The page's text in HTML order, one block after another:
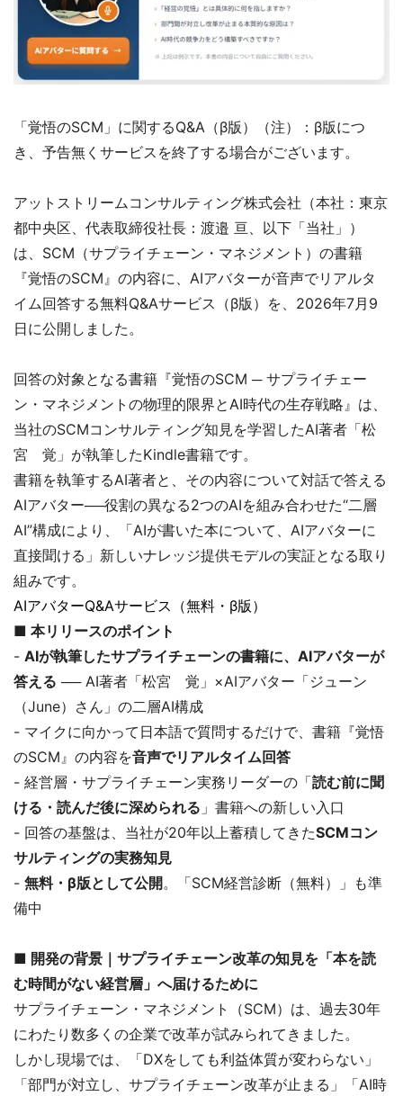
「覚悟のSCM」に関するQ&A（β版）（注）：β版につ
き、予告無くサービスを終了する場合がございます。
アットストリームコンサルティング株式会社（本社：東京
都中央区、代表取締役社長：渡邉 亘、以下「当社」）
は、SCM（サプライチェーン・マネジメント）の書籍
『覚悟のSCM』の内容に、AIアバターが音声でリアルタ
イム回答する無料Q&Aサービス（β版）を、2026年7月9
日に公開しました。
回答の対象となる書籍『覚悟のSCM ─ サプライチェー
ン・マネジメントの物理的限界とAI時代の生存戦略』は、
当社のSCMコンサルティング知見を学習したAI著者「松
宮 覚」が執筆したKindle書籍です。
書籍を執筆するAI著者と、その内容について対話で答える
AIアバター──役割の異なる2つのAIを組み合わせた“二層
AI”構成により、「AIが書いた本について、AIアバターに
直接聞ける」新しいナレッジ提供モデルの実証となる取り
組みです。
AIアバターQ&Aサービス（無料・β版）
■ 本リリースのポイント
- AIが執筆したサプライチェーンの書籍に、AIアバターが
答える ── AI著者「松宮 覚」×AIアバター「ジューン
（June）さん」の二層AI構成
- マイクに向かって日本語で質問するだけで、書籍『覚悟
のSCM』の内容を音声でリアルタイム回答
- 経営層・サプライチェーン実務リーダーの「読む前に聞
ける・読んだ後に深められる 」書籍への新しい入口
- 回答の基盤は、当社が20年以上蓄積してきたSCMコン
サルティングの実務知見
- 無料・β版として公開。「SCM経営診断（無料）」も準
備中
■ 開発の背景｜サプライチェーン改革の知見を「本を読
む時間がない経営層」へ届けるために
サプライチェーン・マネジメント（SCM）は、過去30年
にわたり数多くの企業で改革が試みられてきました。
しかし現場では、「DXをしても利益体質が変わらない」
「部門が対立し、サプライチェーン改革が止まる」「AI時